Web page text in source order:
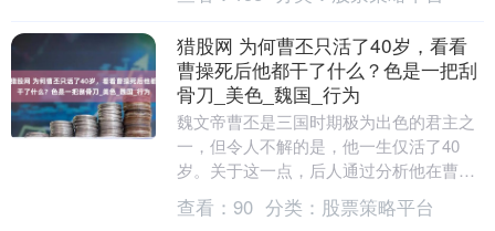
（音）此前对媒体说....
猎股网 为何曹丕只活了40岁，看看
曹操死后他都干了什么？色是一把刮
骨刀_美色_魏国_行为
魏文帝曹丕是三国时期极为出色的君主之
一，但令人不解的是，他一生仅活了40
岁。关于这一点，后人通过分析他在曹操
死后的一系列行为，得出了一个令人深思
的结论：“色是刮....
查看： 90 分类： 股票策略平台